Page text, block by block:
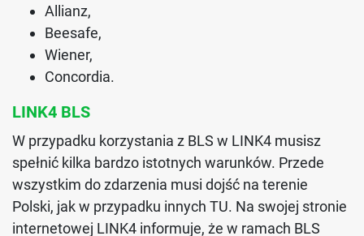
Allianz,
Beesafe,
Wiener,
Concordia.
LINK4 BLS
W przypadku korzystania z BLS w LINK4 musisz
spełnić kilka bardzo istotnych warunków. Przede
wszystkim do zdarzenia musi dojść na terenie
Polski, jak w przypadku innych TU. Na swojej stronie
internetowej LINK4 informuje, że w ramach BLS